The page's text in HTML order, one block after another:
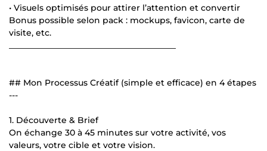
• Visuels optimisés pour attirer l’attention et convertir
Bonus possible selon pack : mockups, favicon, carte de
visite, etc.
## Mon Processus Créatif (simple et efficace) en 4 étapes
---
1. Découverte & Brief
On échange 30 à 45 minutes sur votre activité, vos
valeurs, votre cible et votre vision.